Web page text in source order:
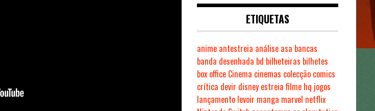
ETIQUETAS
anime antestreia análise asa bancas
banda desenhada bd bilheteiras bilhetes
box office Cinema cinemas colecção comics
crítica devir disney estreiafilme hq jogos
lançamento levoir manga marvel netflix